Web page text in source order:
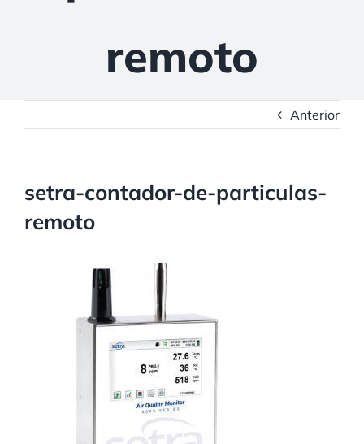
remoto
Anterior
setra-contador-de-particulas-
remoto